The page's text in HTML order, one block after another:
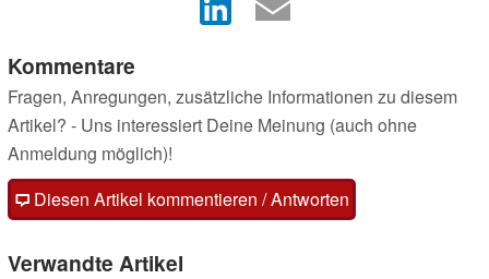
Kommentare
Fragen, Anregungen, zusätzliche Informationen zu diesem
Artikel? - Uns interessiert Deine Meinung (auch ohne
Anmeldung möglich)!
Diesen Artikel kommentieren / Antworten
Verwandte Artikel